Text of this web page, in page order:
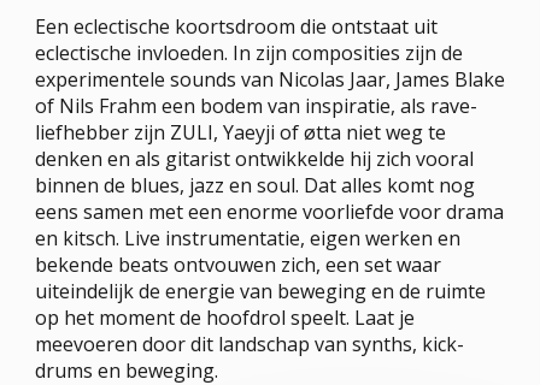
FESTIVALS
PROJECTEN
PROFESSIONEEL
stay tuned!
Nieuwsbrief
Schrijf me in!
Een eclectische koortsdroom die ontstaat uit
eclectische invloeden. In zijn composities zijn de
experimentele sounds van Nicolas Jaar, James Blake
of Nils Frahm een bodem van inspiratie, als rave-
liefhebber zijn ZULI, Yaeyji of øtta niet weg te
denken en als gitarist ontwikkelde hij zich vooral
binnen de blues, jazz en soul. Dat alles komt nog
eens samen met een enorme voorliefde voor drama
en kitsch. Live instrumentatie, eigen werken en
bekende beats ontvouwen zich, een set waar
uiteindelijk de energie van beweging en de ruimte
op het moment de hoofdrol speelt. Laat je
meevoeren door dit landschap van synths, kick-
drums en beweging.